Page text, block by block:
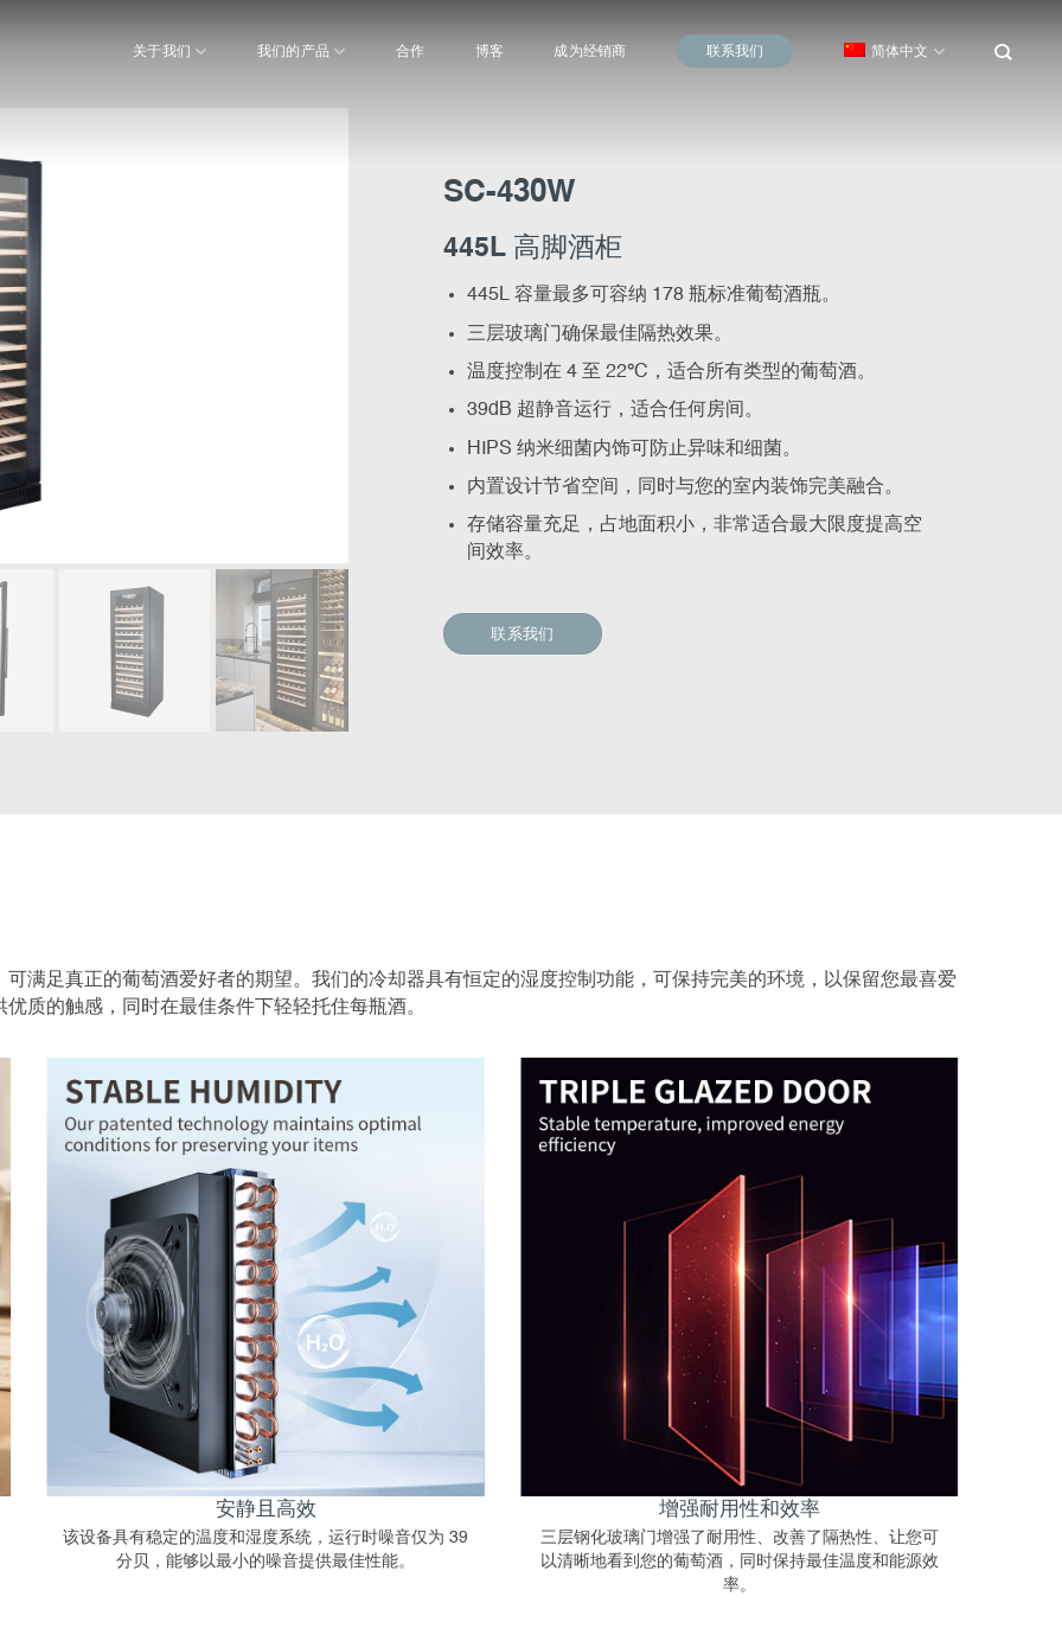
关于我们 我们的产品 合作 博客 成为经销商 联系我们 简体中文
SC-430W
445L 高脚酒柜
445L 容量最多可容纳 178 瓶标准葡萄酒瓶。
三层玻璃门确保最佳隔热效果。
温度控制在 4 至 22°C，适合所有类型的葡萄酒。
39dB 超静音运行，适合任何房间。
HIPS 纳米细菌内饰可防止异味和细菌。
内置设计节省空间，同时与您的室内装饰完美融合。
存储容量充足，占地面积小，非常适合最大限度提高空
间效率。
联系我们
满足真正的葡萄酒爱好者的期望。我们的冷却器具有恒定的湿度控制功能，可保持完美的环境，以保留您最喜爱
质的触感，同时在最佳条件下轻轻托住每瓶酒。
安静且高效
该设备具有稳定的温度和湿度系统，运行时噪音仅为 39
分贝，能够以最小的噪音提供最佳性能。
增强耐用性和效率
三层钢化玻璃门增强了耐用性、改善了隔热性、让您可
以清晰地看到您的葡萄酒，同时保持最佳温度和能源效
率。